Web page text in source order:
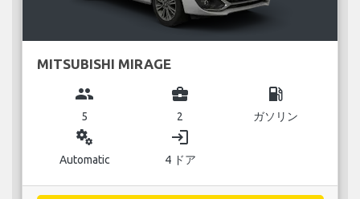
MITSUBISHI MIRAGE
group
5
business_center
2
local_gas_station
ガソリン
miscellaneous_services
Automatic
login
4 ドア